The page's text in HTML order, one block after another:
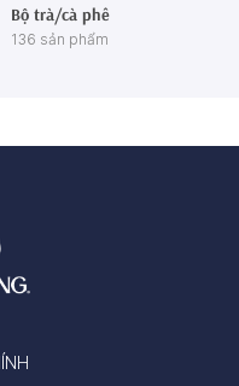
Bộ trà/cà phê
136 sản phẩm